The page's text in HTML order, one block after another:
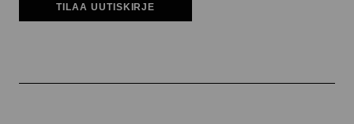
TILAA UUTISKIRJE